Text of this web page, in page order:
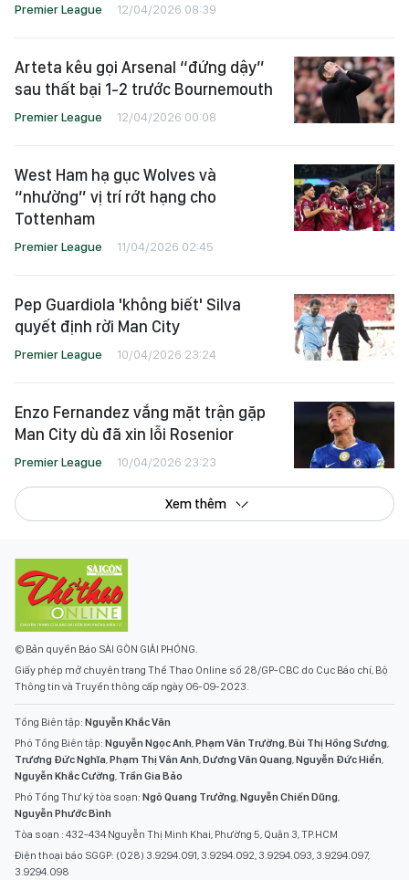
Premier League 12/04/2026 08:39
Arteta kêu gọi Arsenal “đứng dậy”
sau thất bại 1-2 trước Bournemouth
Premier League 12/04/2026 00:08
West Ham hạ gục Wolves và
“nhường” vị trí rớt hạng cho
Tottenham
Premier League 11/04/2026 02:45
Pep Guardiola 'không biết' Silva
quyết định rời Man City
Premier League 10/04/2026 23:24
Enzo Fernandez vắng mặt trận gặp
Man City dù đã xin lỗi Rosenior
Premier League 10/04/2026 23:23
Xem thêm
© Bản quyền Báo SÀI GÒN GIẢI PHÓNG.
Giấy phép mở chuyên trang Thể Thao Online số 28/GP-CBC do Cục Báo chí, Bộ
Thông tin và Truyền thông cấp ngày 06-09-2023.
Tổng Biên tập: Nguyễn Khắc Văn
Phó Tổng Biên tập: Nguyễn Ngọc Anh,Phạm Văn Trường,Bùi Thị Hồng Sương,
Trương Đức Nghĩa,Phạm Thị Vân Anh,Dương Văn Quang,Nguyễn Đức Hiển,
Nguyễn Khắc Cường, Trần Gia Bảo
Phó Tổng Thư ký tòa soạn: Ngô Quang Trưởng,Nguyễn Chiến Dũng,
Nguyễn Phước Bình
Tòa soạn : 432-434 Nguyễn Thị Minh Khai, Phường 5, Quận 3, TP.HCM
Điện thoại báo SGGP: (028) 3.9294.091, 3.9294.092, 3.9294.093, 3.9294.097,
3.9294.098